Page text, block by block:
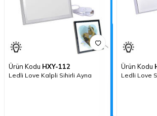
Ürün Kodu HXY-112
Ledli Love Kalpli Sihirli Ayna
Ürün Kodu
Ledli Love